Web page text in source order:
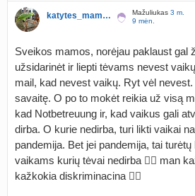
katytes_mamyte Mažuliukas 3 m.
9 mėn.
Sveikos mamos, norėjau paklaust gal
užsidarinėt ir liepti tėvams nevest
mail, kad nevest vaikų. Ryt vėl
savaitę. O po to mokėt reikia už visą
kad Notbetreuung ir, kad vaikus gali
dirba. O kurie nedirba, turi likti vaikai
pandemija. Bet jei pandemija, tai
vaikams kurių tėvai nedirba 🤷‍♀️ man
kažkokia diskriminacina 🤦‍♀️